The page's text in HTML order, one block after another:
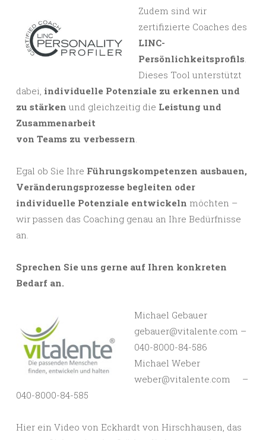
Zudem sind wir
zertifizierte Coaches des
LINC-
Persönlichkeitsprofils.
Dieses Tool unterstützt
dabei, individuelle Potenziale zu erkennen und
zu stärken und gleichzeitig die Leistung und
Zusammenarbeit
von Teams zu verbessern.
Egal ob Sie Ihre Führungskompetenzen ausbauen,
Veränderungsprozesse begleiten oder
individuelle Potenziale entwickeln möchten –
wir passen das Coaching genau an Ihre Bedürfnisse
an.
Sprechen Sie uns gerne auf Ihren konkreten
Bedarf an.
Michael Gebauer
gebauer@vitalente.com –
040-8000-84-586
Michael Weber
weber@vitalente.com –
040-8000-84-585
Hier ein Video von Eckhardt von Hirschhausen, das